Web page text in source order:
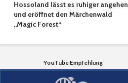
Hossoland lässt es ruhiger angehen
und eröffnet den Märchenwald
„Magic Forest“
YouTube Empfehlung